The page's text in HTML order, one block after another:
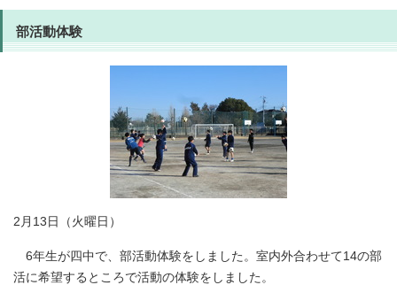
部活動体験
2月13日（火曜日）
6年生が四中で、部活動体験をしました。室内外合わせて14の部
活に希望するところで活動の体験をしました。